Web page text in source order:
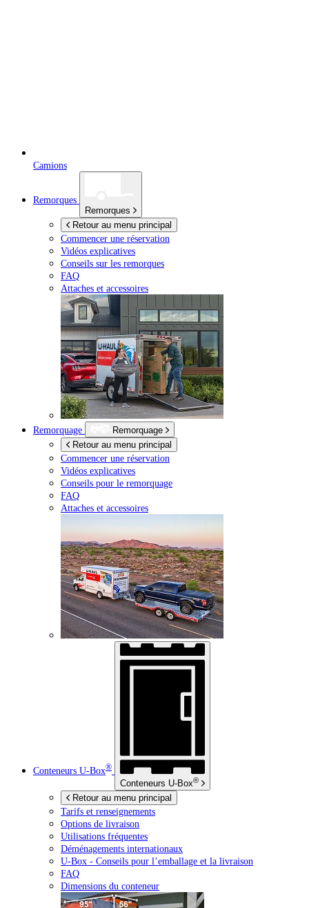
Camions
Remorques
Remorques
Retour au menu principal
Commencer une réservation
Vidéos explicatives
Conseils sur les remorques
FAQ
Attaches et accessoires
Remorquage
Remorquage
Retour au menu principal
Commencer une réservation
Vidéos explicatives
Conseils pour le remorquage
FAQ
Attaches et accessoires
Conteneurs U-Box®
Conteneurs U-Box®
Retour au menu principal
Tarifs et renseignements
Options de livraison
Utilisations fréquentes
Déménagements internationaux
U-Box - Conseils pour l’emballage et la livraison
FAQ
Dimensions du conteneur